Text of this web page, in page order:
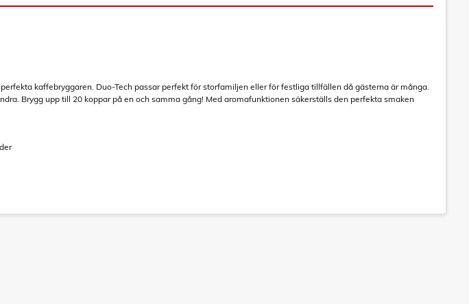
kaffebryggaren. Duo-Tech passar perfekt för storfamiljen eller för festliga tillfällen då gästerna är många.
Brygg upp till 20 koppar på en och samma gång! Med aromafunktionen säkerställs den perfekta smaken